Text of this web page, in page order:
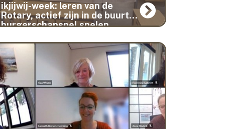
ikjijwij-week: leren van de
Rotary, actief zijn in de buurt,
burgerschapspel spelen